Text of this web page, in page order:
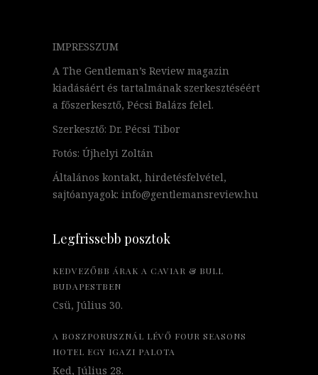
IMPRESSZUM
A The Gentleman’s Review magazin
kiadásáért és tartalmának szerkesztéséért
a főszerkesztő, Pécsi Balázs felel.
Szerkesztő: Dr. Pécsi Tibor
Fotós: Újhelyi Zoltán
Általános kontakt, hirdetésfelvétel,
sajtóanyagok: info@gentlemansreview.hu
Legfrissebb posztok
KEDVEZŐBB ÁRAK A CAVIAR & BULL
BUDAPESTBEN
Csü, Július 30.
A BOSZPORUSZNÁL LÉVŐ FOUR SEASONS
HOTEL EGY IGAZI PALOTA
Ked, Július 28.